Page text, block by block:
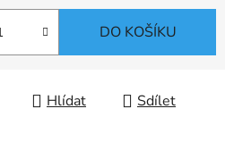
DO KOŠÍKU
Hlídat Sdílet